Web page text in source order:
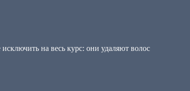
на весь курс: они удаляют волос